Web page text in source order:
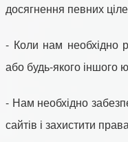
досягнення певних
- Коли нам необхідно
або будь-якого іншого
- Нам необхідно
сайтів і захистити